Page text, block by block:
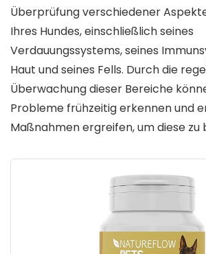
Überprüfung verschiedener
Ihres Hundes, einschließlich seines
Verdauungssystems, seines
Haut und seines Fells. Durch die
Überwachung dieser Bereiche
Probleme frühzeitig erkennen und
Maßnahmen ergreifen, um diese zu